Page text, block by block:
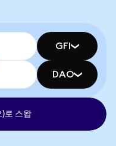
GFI
DAO
로 스왑